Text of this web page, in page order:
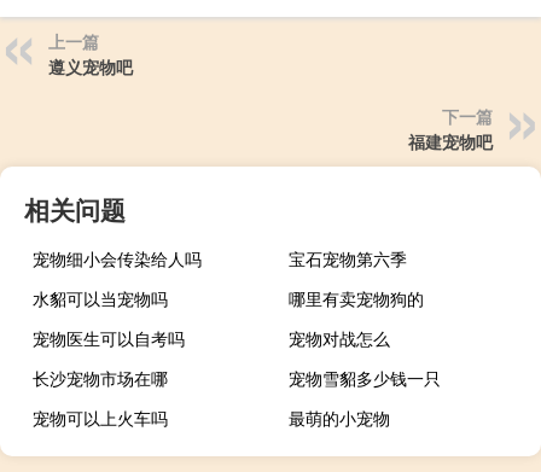
上一篇
遵义宠物吧
下一篇
福建宠物吧
相关问题
宠物细小会传染给人吗
宝石宠物第六季
水貂可以当宠物吗
哪里有卖宠物狗的
宠物医生可以自考吗
宠物对战怎么
长沙宠物市场在哪
宠物雪貂多少钱一只
宠物可以上火车吗
最萌的小宠物